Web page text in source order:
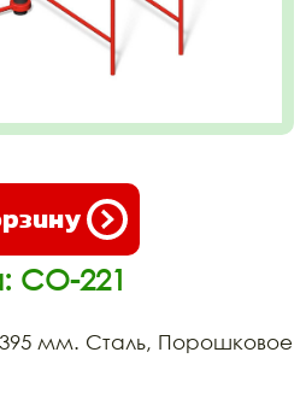
СО-221
мм. Сталь, Порошковое